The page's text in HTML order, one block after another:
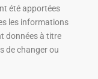
été apportées
les informations
données à titre
de changer ou